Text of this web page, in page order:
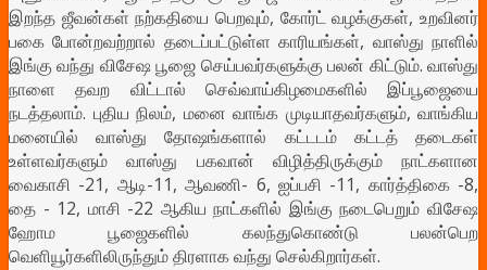
இறந்த ஜீவன்கள் நற்கதியை பெறவும், கோர்ட் வழக்குகள், உறவினர்
பகை போன்றவற்றால் தடைப்பட்டுள்ள காரியங்கள், வாஸ்து நாளில்
இங்கு வந்து விசேஷ பூஜை செய்பவர்களுக்கு பலன் கிட்டும். வாஸ்து
நாளை தவற விட்டால் செவ்வாய்கிழமைகளில் இப்பூஜையை
நடத்தலாம். புதிய நிலம், மனை வாங்க முடியாதவர்களும், வாங்கிய
மனையில் வாஸ்து தோஷங்களால் கட்டடம் கட்டத் தடைகள்
உள்ளவர்களும் வாஸ்து பகவான் விழித்திருக்கும் நாட்களான
வைகாசி -21, ஆடி-11, ஆவணி- 6, ஐப்பசி -11, கார்த்திகை -8,
தை - 12, மாசி -22 ஆகிய நாட்களில் இங்கு நடைபெறும் விசேஷ
ஹோம பூஜைகளில் கலந்துகொண்டு பலன்பெற
வெளியூர்களிலிருந்தும் திரளாக வந்து செல்கிறார்கள்.